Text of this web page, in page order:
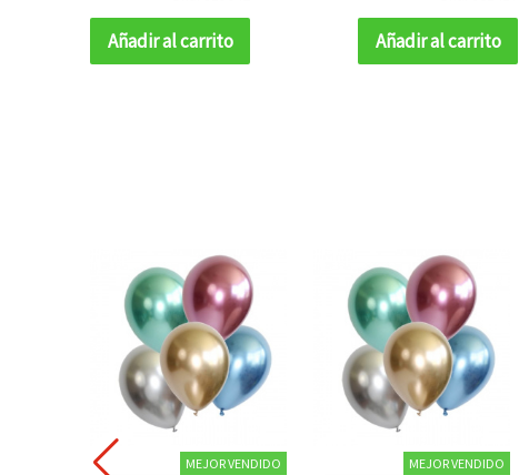
Añadir al carrito Añadir al carrito
MEJOR VENDIDO MEJOR VENDIDO